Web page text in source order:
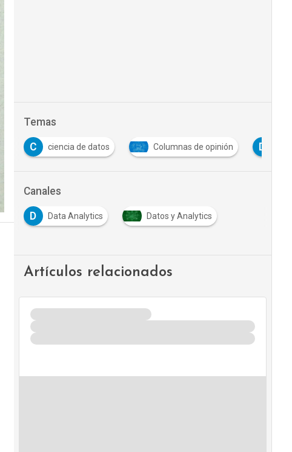
Temas
C ciencia de datos Columnas de opinión D
Canales
D Data Analytics Datos y Analytics
Artículos relacionados